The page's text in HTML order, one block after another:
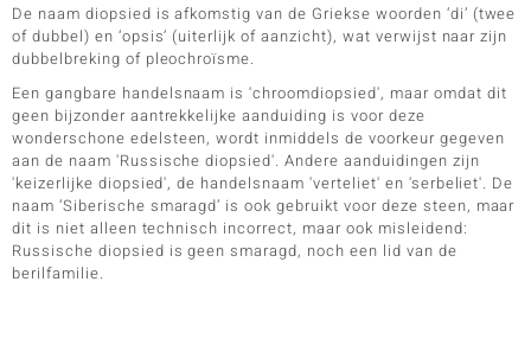
De naam diopsied is afkomstig van de Griekse woorden ‘di’ (twee
of dubbel) en ‘opsis’ (uiterlijk of aanzicht), wat verwijst naar zijn
dubbelbreking of pleochroïsme.
Een gangbare handelsnaam is 'chroomdiopsied', maar omdat dit
geen bijzonder aantrekkelijke aanduiding is voor deze
wonderschone edelsteen, wordt inmiddels de voorkeur gegeven
aan de naam 'Russische diopsied'. Andere aanduidingen zijn
'keizerlijke diopsied', de handelsnaam 'verteliet' en 'serbeliet'. De
naam ‘Siberische smaragd’ is ook gebruikt voor deze steen, maar
dit is niet alleen technisch incorrect, maar ook misleidend:
Russische diopsied is geen smaragd, noch een lid van de
berilfamilie.